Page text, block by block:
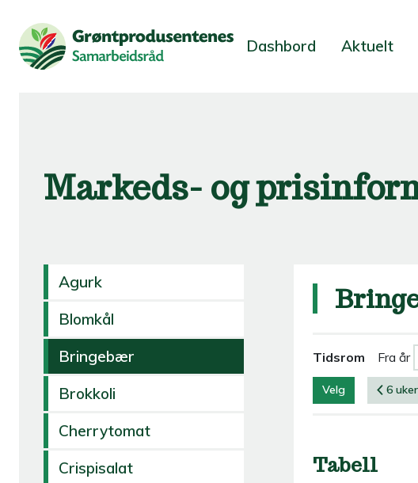
Dashbord Aktuelt
Markeds- og
Agurk
Blomkål
Bringebær
Brokkoli
Cherrytomat
Crispisalat
Tidsrom Fra år
Velg 6
Tabell